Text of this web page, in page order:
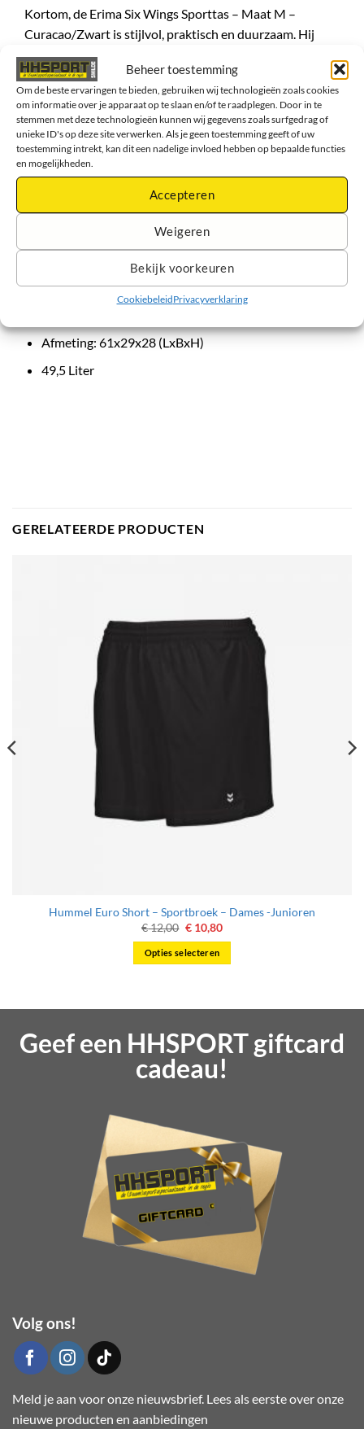
Beheer toestemming
Om de beste ervaringen te bieden, gebruiken wij technologieën zoals cookies
om informatie over je apparaat op te slaan en/of te raadplegen. Door in te
stemmen met deze technologieën kunnen wij gegevens zoals surfgedrag of
unieke ID's op deze site verwerken. Als je geen toestemming geeft of uw
toestemming intrekt, kan dit een nadelige invloed hebben op bepaalde functies
en mogelijkheden.
Accepteren
Weigeren
Bekijk voorkeuren
CookiebeleidPrivacyverklaring
Kortom, de Erima Six Wings Sporttas – Maat M –
Curacao/Zwart is stijlvol, praktisch en duurzaam. Hij
biedt voldoende ruimte en comfort voor sporters die een
veelzijdige en betrouwbare tas zoeken voor training,
wedstrijden of dagelijks gebruik.
Optimale constructie voor zoveel mogelijk
opbergruimte
Zijvakken met geïntegreerd natvak en ventilatie
Speciaal gefixeerde draagriemen voor een langere
Optimale veredelingsmogelijkheden
Afmeting: 61x29x28 (LxBxH)
49,5 Liter
GERELATEERDE PRODUCTEN
Hummel Euro Short – Sportbroek – Dames -Junioren
€12,00 Oorspronkelijke
was:
€ 12,00.
€10,80Huidige
Opties selecteren
heeft
variaties.
Deze
optie
productpagina
Geef een HHSPORT giftcard
cadeau!
Volg ons!
Meld je aan voor onze nieuwsbrief. Lees als eerste over onze
nieuwe producten en aanbiedingen